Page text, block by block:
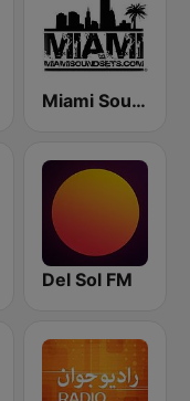
Miami SoundSets
Del Sol FM